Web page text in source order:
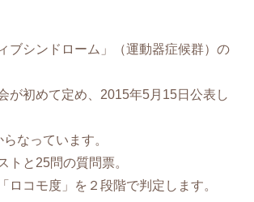
ブシンドローム」（運動器症候群）の
が初めて定め、2015年5月15日公表し
なっています。
トと25問の質問票。
ロコモ度」を２段階で判定します。